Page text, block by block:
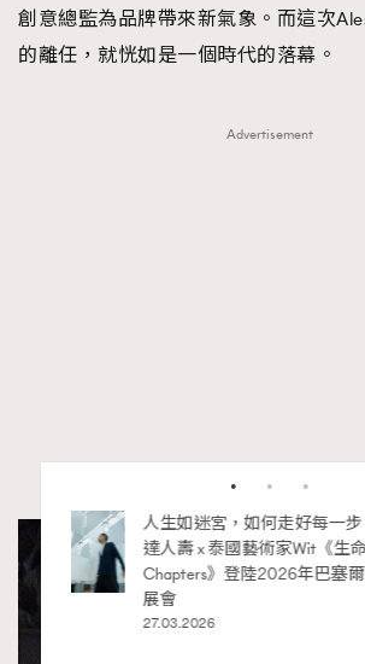
創意總監為品牌帶來新氣象。而這次
的離任，就恍如是一個時代的落幕。
Advertisement
小技
人生如迷宮，如何走好每一步
達人壽 x 泰國藝術家Wit《生
Chapters》登陸2026年巴塞
展會
27.03.2026